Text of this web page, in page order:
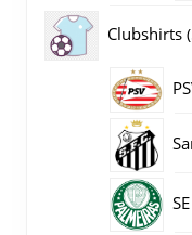
Clubshirts